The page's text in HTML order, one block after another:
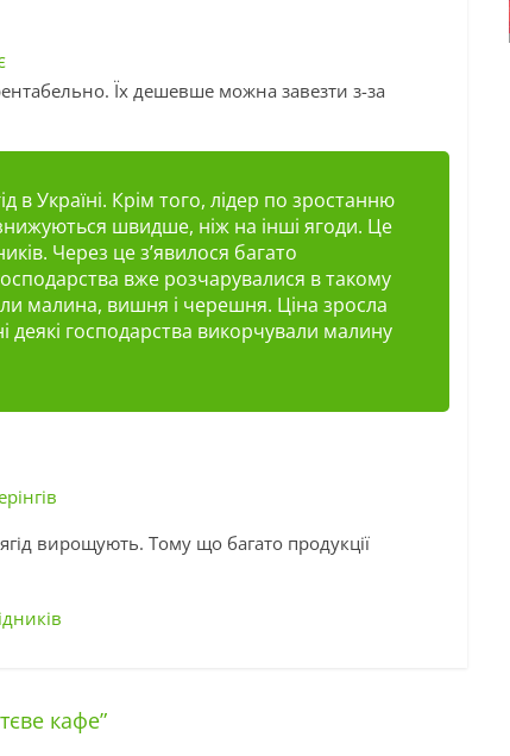
Їх дешевше можна завезти з-за
в Україні. Крім того, лідер по зростанню
швидше, ніж на інші ягоди. Це
Через це з’явилося багато
вже розчарувалися в такому
малина, вишня і черешня. Ціна зросла
деякі господарства викорчували малину
вирощують. Тому що багато продукції
кафе”